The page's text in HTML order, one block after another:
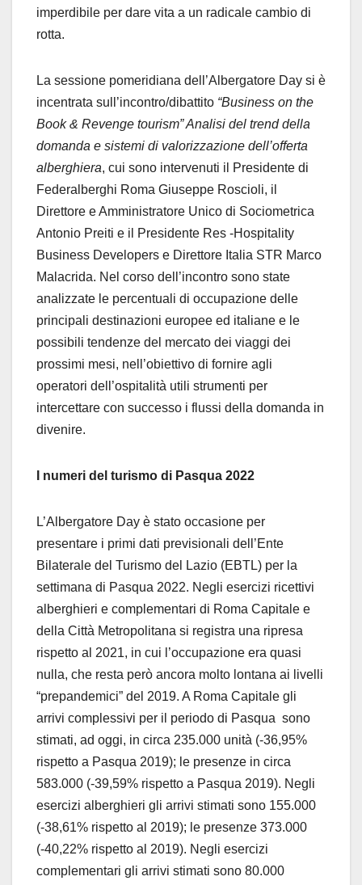
imperdibile per dare vita a un radicale cambio di
rotta.
La sessione pomeridiana dell’Albergatore Day si è
incentrata sull’incontro/dibattito “Business on the
Book & Revenge tourism” Analisi del trend della
domanda e sistemi di valorizzazione dell’offerta
alberghiera, cui sono intervenuti il Presidente di
Federalberghi Roma Giuseppe Roscioli, il
Direttore e Amministratore Unico di Sociometrica
Antonio Preiti e il Presidente Res -Hospitality
Business Developers e Direttore Italia STR Marco
Malacrida. Nel corso dell’incontro sono state
analizzate le percentuali di occupazione delle
principali destinazioni europee ed italiane e le
possibili tendenze del mercato dei viaggi dei
prossimi mesi, nell’obiettivo di fornire agli
operatori dell’ospitalità utili strumenti per
intercettare con successo i flussi della domanda in
divenire.
I numeri del turismo di Pasqua 2022
L’Albergatore Day è stato occasione per
presentare i primi dati previsionali dell’Ente
Bilaterale del Turismo del Lazio (EBTL) per la
settimana di Pasqua 2022. Negli esercizi ricettivi
alberghieri e complementari di Roma Capitale e
della Città Metropolitana si registra una ripresa
rispetto al 2021, in cui l’occupazione era quasi
nulla, che resta però ancora molto lontana ai livelli
“prepandemici” del 2019. A Roma Capitale gli
arrivi complessivi per il periodo di Pasqua sono
stimati, ad oggi, in circa 235.000 unità (-36,95%
rispetto a Pasqua 2019); le presenze in circa
583.000 (-39,59% rispetto a Pasqua 2019). Negli
esercizi alberghieri gli arrivi stimati sono 155.000
(-38,61% rispetto al 2019); le presenze 373.000
(-40,22% rispetto al 2019). Negli esercizi
complementari gli arrivi stimati sono 80.000